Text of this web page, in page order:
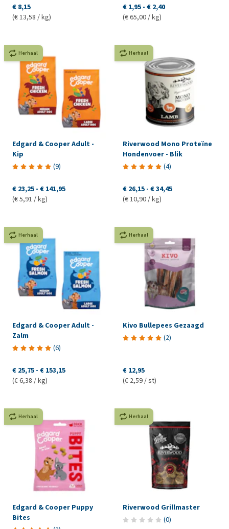
€ 8,15
(€ 13,58 / kg)
€ 1,95 - € 2,40
(€ 65,00 / kg)
Herhaal
Edgard & Cooper Adult -
Kip
(9)
€ 23,25 - € 141,95
(€ 5,91 / kg)
Herhaal
Riverwood Mono Proteïne
Hondenvoer - Blik
(4)
€ 26,15 - € 34,45
(€ 10,90 / kg)
Herhaal
Edgard & Cooper Adult -
Zalm
(6)
€ 25,75 - € 153,15
(€ 6,38 / kg)
Herhaal
Kivo Bullepees Gezaagd
(2)
€ 12,95
(€ 2,59 / st)
Herhaal
Edgard & Cooper Puppy
Bites
Herhaal
Riverwood Grillmaster
(0)